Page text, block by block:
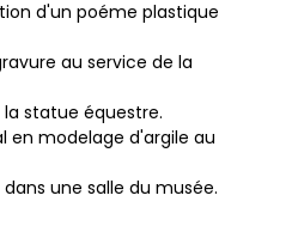
d'un poéme plastique
au service de la
statue équestre.
en modelage d'argile au
une salle du musée.